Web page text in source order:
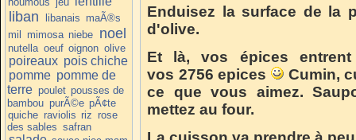
liban libanais maÃ®s
mil mimosa niebe noel
nutella oeuf oignon olive
poireaux pois chiche
pomme pomme de
terre poulet pousses de
bambou purÃ©e pÃ¢te
quiche raviolis riz rose
des sables safran
Enduisez la surface de la
d'olive.
Et là, vos épices
vos 2756 epices
Cumin,
ce que vous aimez.
mettez au four.